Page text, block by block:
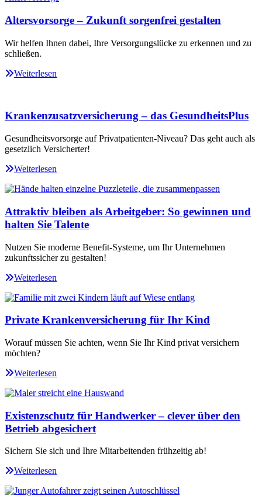
Altersvorsorge – Zukunft sorgenfrei gestalten
Wir helfen Ihnen dabei, Ihre Versorgungslücke zu erkennen und zu
schließen.
Weiterlesen
Krankenzusatzversicherung – das GesundheitsPlus
Gesundheitsvorsorge auf Privatpatienten-Niveau? Das geht auch als
gesetzlich Versicherter!
Weiterlesen
Attraktiv bleiben als Arbeitgeber: So gewinnen und
halten Sie Talente
Nutzen Sie moderne Benefit-Systeme, um Ihr Unternehmen
zukunftssicher zu gestalten!
Weiterlesen
Private Krankenversicherung für Ihr Kind
Worauf müssen Sie achten, wenn Sie Ihr Kind privat versichern
möchten?
Weiterlesen
Existenzschutz für Handwerker – clever über den
Betrieb abgesichert
Sichern Sie sich und Ihre Mitarbeitenden frühzeitig ab!
Weiterlesen